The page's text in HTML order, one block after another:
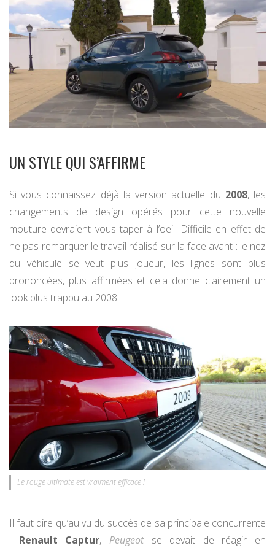
UN STYLE QUI S’AFFIRME
Si vous connaissez déjà la version actuelle du 2008, les
changements de design opérés pour cette nouvelle
mouture devraient vous taper à l’oeil. Difficile en effet de
ne pas remarquer le travail réalisé sur la face avant : le nez
du véhicule se veut plus joueur, les lignes sont plus
prononcées, plus affirmées et cela donne clairement un
look plus trappu au 2008.
Le rouge ultimate est vraiment efficace !
Il faut dire qu’au vu du succès de sa principale concurrente
: Renault Captur, Peugeotse devait de réagir en